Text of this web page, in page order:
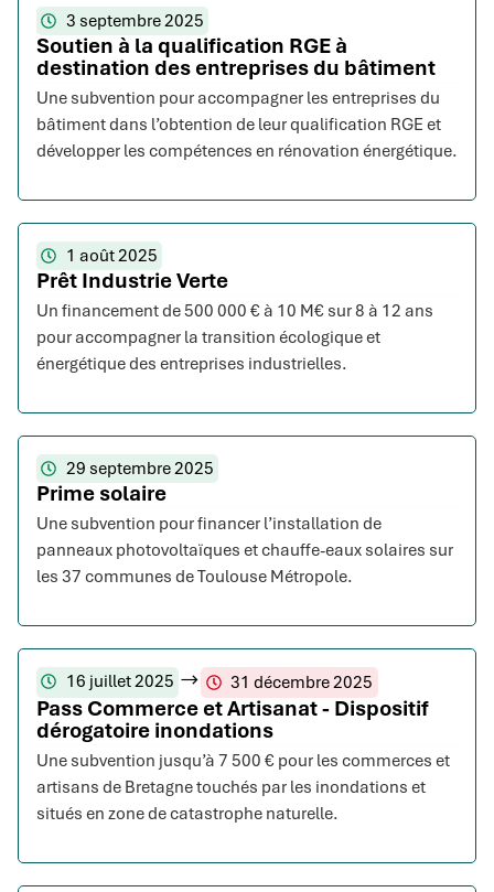
3 septembre 2025
Soutien à la qualification RGE à
destination des entreprises du bâtiment
Une subvention pour accompagner les entreprises du
bâtiment dans l’obtention de leur qualification RGE et
développer les compétences en rénovation énergétique.
1 août 2025
Prêt Industrie Verte
Un financement de 500 000 € à 10 M€ sur 8 à 12 ans
pour accompagner la transition écologique et
énergétique des entreprises industrielles.
29 septembre 2025
Prime solaire
Une subvention pour financer l’installation de
panneaux photovoltaïques et chauffe-eaux solaires sur
les 37 communes de Toulouse Métropole.
16 juillet 2025 31 décembre 2025
Pass Commerce et Artisanat - Dispositif
dérogatoire inondations
Une subvention jusqu’à 7 500 € pour les commerces et
artisans de Bretagne touchés par les inondations et
situés en zone de catastrophe naturelle.